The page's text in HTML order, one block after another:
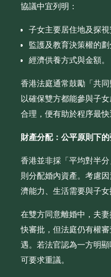
協議中宜列明：
子女主要居住地及探視
監護及教育決策權的劃
經濟供養方式與金額。
香港法庭通常鼓勵「共
以確保雙方都能參與子女
合理，便有助於程序最快
財產分配：公平原則下
香港並非採「平均對半
則分配婚內資產。考慮
濟能力、生活需要與子女
在雙方同意離婚中，夫
快審批，但法庭仍有權
遇。若法官認為一方明
可要求重議。